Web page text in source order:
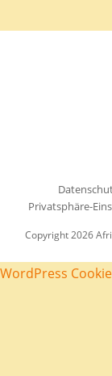
Privatsphäre-
Copyright 2026
WordPress